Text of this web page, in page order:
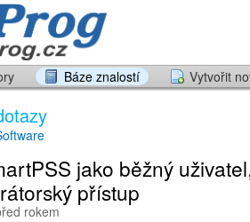
Báze znalostí Vytvořit
jako běžný
přístup
rokem